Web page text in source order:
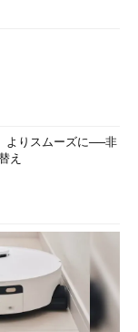
よりスムーズに──非
え